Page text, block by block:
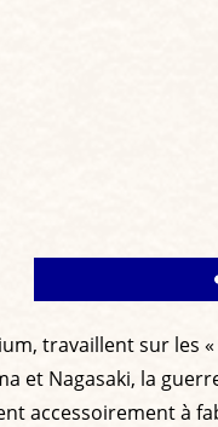
travaillent sur
et Nagasaki, la
accessoirement à